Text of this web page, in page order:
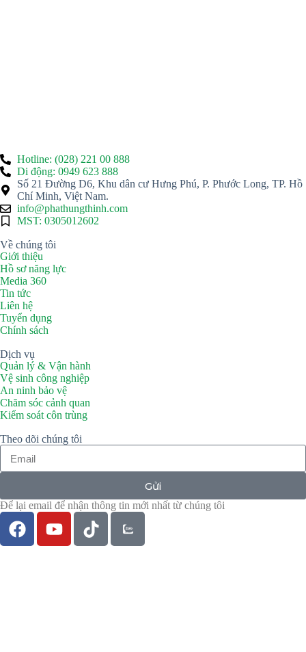
Hotline: (028) 221 00 888
Di động: 0949 623 888
Số 21 Đường D6, Khu dân cư Hưng Phú, P. Phước Long, TP. Hồ
Chí Minh, Việt Nam.
info@phathungthinh.com
MST: 0305012602
Về chúng tôi
Giới thiệu
Hồ sơ năng lực
Media 360
Tin tức
Liên hệ
Tuyển dụng
Chính sách
Dịch vụ
Quản lý & Vận hành
Vệ sinh công nghiệp
An ninh bảo vệ
Chăm sóc cảnh quan
Kiểm soát côn trùng
Theo dõi chúng tôi
Gửi
Để lại email để nhận thông tin mới nhất từ chúng tôi